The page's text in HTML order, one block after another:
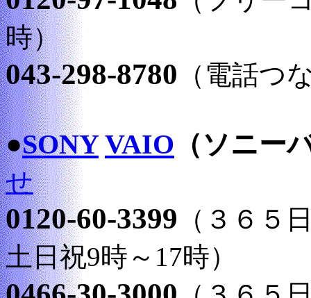
時）
043-298-8780 （電話つ
●SONY VAIO （ソニー
せ
0120-60-3399 （３６
土日祝9時～17時）